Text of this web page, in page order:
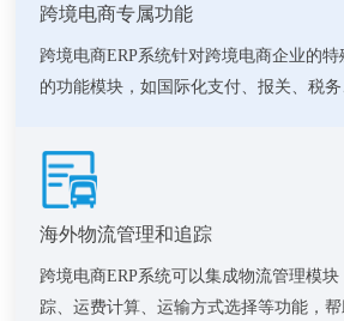
跨境电商专属功能
跨境电商ERP系统针对跨境电商企业的
的功能模块，如国际化支付、报关、税
海外物流管理和追踪
跨境电商ERP系统可以集成物流管理模
踪、运费计算、运输方式选择等功能，